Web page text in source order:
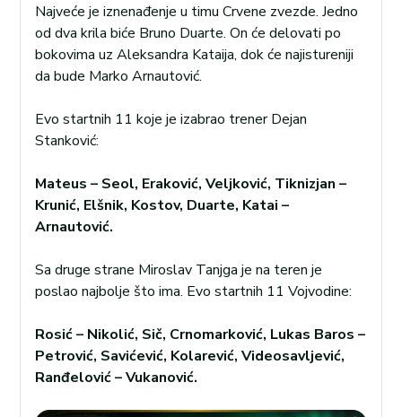
Najveće je iznenađenje u timu Crvene zvezde. Jedno
od dva krila biće Bruno Duarte. On će delovati po
bokovima uz Aleksandra Kataija, dok će najistureniji
da bude Marko Arnautović.
Evo startnih 11 koje je izabrao trener Dejan
Stanković:
Mateus – Seol, Eraković, Veljković, Tiknizjan –
Krunić, Elšnik, Kostov, Duarte, Katai –
Arnautović.
Sa druge strane Miroslav Tanjga je na teren je
poslao najbolje što ima. Evo startnih 11 Vojvodine:
Rosić – Nikolić, Sič, Crnomarković, Lukas Baros –
Petrović, Savićević, Kolarević, Videosavljević,
Ranđelović – Vukanović.